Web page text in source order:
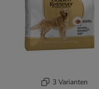
3 Varianten